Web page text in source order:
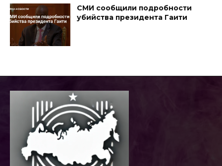
СМИ сообщили подробности
убийства президента Гаити